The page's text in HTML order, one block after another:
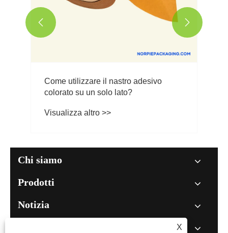
Come utilizzare il nastro adesivo
colorato su un solo lato?
Visualizza altro >>
 
Chi siamo
Prodotti
Notizia
X